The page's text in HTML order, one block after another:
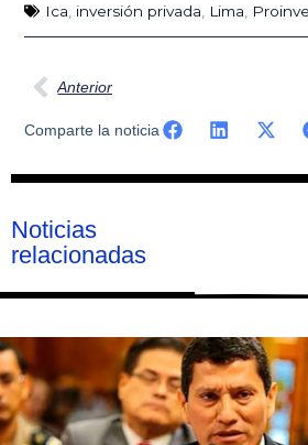
Ica inversión privada Lima
Ant
Anterior
Comparte la noticia
Noticias
relacionadas
Página
Página
Página